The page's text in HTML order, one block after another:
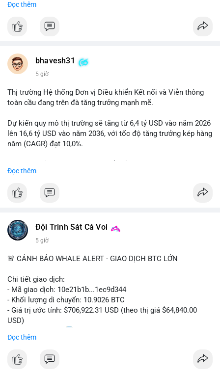
ONDO, CASHCAT. • Chủ đề 'tô thị ty na' (tỷ giá) và 'giao thông'
BTC breakout và lệnh long/short.
định crypto là 'vấn đề lớn' giúp giảm áp lực USD. • Binance hỗ
trợ cổ phiếu Apple/IBM. • Bài đăng hấp dẫn về $HFT, $SKYAI,
💡 NHẬN ĐỊNH & KHUYẾN NGHỊ: Tâm lý thị trường đang phân
coin (PENGU, CASHCAT) và tin cậy từ các dự án lớn (BTC,
SOL). Rủi ro tăng nếu không có thông tin rõ ràng về quy định.
Đọc thêm
bhavesh31
5 giờ
Thị trường Hệ thống Đơn vị Điều khiển Kết nối và Viễn thông
toàn cầu đang trên đà tăng trưởng mạnh mẽ.
Dự kiến quy mô thị trường sẽ tăng từ 6,4 tỷ USD vào năm 2026
lên 16,6 tỷ USD vào năm 2036, với tốc độ tăng trưởng kép hàng
năm (CAGR) đạt 10,0%.
trong các lĩnh vực ô tô, logistics và thiết bị thông minh.
Doanh nghiệp cần theo dõi xu hướng này để nắm bắt cơ hội
Đọc thêm
Đội Trinh Sát Cá Voi
5 giờ
🚨 CẢNH BÁO WHALE ALERT - GIAO DỊCH BTC LỚN
Chi tiết giao dịch:
- Mã giao dịch: 10e21b1b...1ec9d344
- Khối lượng di chuyển: 10.9026 BTC
- Giá trị ước tính: $706,922.31 USD (theo thị giá $64,840.00
USD)
- Thời gian: 18:20
Nhận định phân tích:
Giao dịch 10.9 BTC trị giá hơn 706 nghìn USD được thực hiện
Đọc thêm